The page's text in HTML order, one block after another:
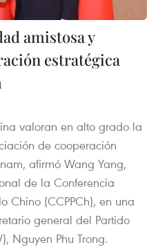
amistosa y
estratégica
valoran en alto grado la
de cooperación
afirmó Wang Yang,
de la Conferencia
Chino (CCPPCh), en una
general del Partido
Nguyen Phu Trong.